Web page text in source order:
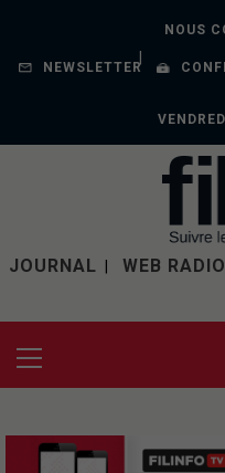
NOUS
NEWSLETTER
JOURNAL WEB RADIO